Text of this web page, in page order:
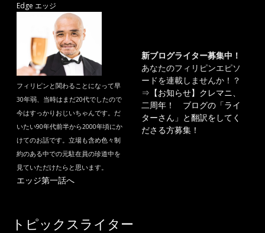
Edge エッジ
フィリピンと関わることになって早
30年弱、当時はまだ20代でしたので
今はすっかりおじいちゃんです。だ
いたい90年代前半から2000年頃にか
けてのお話です。立場も含め色々制
約のある中での元駐在員の珍道中を
見ていただけたらと思います。
エッジ第一話へ
新ブログライター募集中！
あなたのフィリピンエピソ
ードを連載しませんか！？
⇒ 【お知らせ】クレマニ、
二周年！ ブログの「ライ
ターさん」と翻訳をしてく
ださる方募集！
トピックスライター